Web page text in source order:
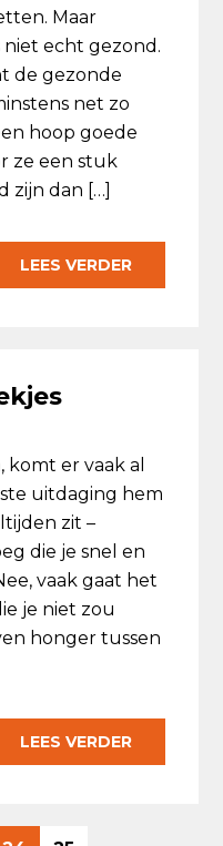
Maar
niet echt gezond.
de gezonde
net zo
hoop goede
ze een stuk
zijn dan […]
LEES VERDER
er vaak al
uitdaging hem
zit –
die je snel en
vaak gaat het
je niet zou
honger tussen
LEES VERDER